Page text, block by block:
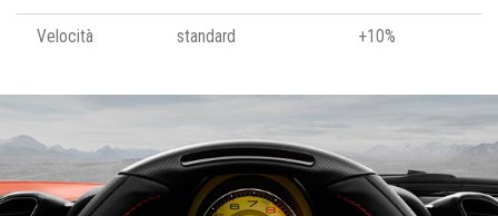
Velocità standard +10%